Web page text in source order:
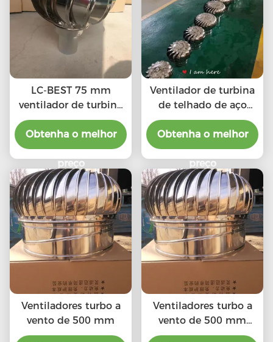
LC-BEST 75 mm
ventilador de turbina
de telhado,
SS201/SS304/SS316L,
de alta qualidade,
suficientemente forte,
resistente à corrosão,
aceita personalização,
conectado
diretamente à
chaminé e tubo de
escape, etc.
Obtenha o melhor
preço
Ventilador de turbina
de telhado de aço
inoxidável (75mm-
1600mm)
SS201,SS304,SS316L,
ventilador de
ventilação de turbina
de telhado de
alumínio
Obtenha o melhor
preço
Ventiladores turbo a
vento de 500 mm
Ventiladores turbo a
vento de 500 mm
(20")